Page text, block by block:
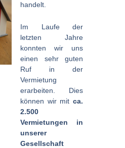
handelt.
Im Laufe der
letzten Jahre
konnten wir uns
einen sehr guten
Ruf in der
Vermietung
erarbeiten. Dies
können wir mitca.
2.500
Vermietungen in
unserer
Gesellschaft